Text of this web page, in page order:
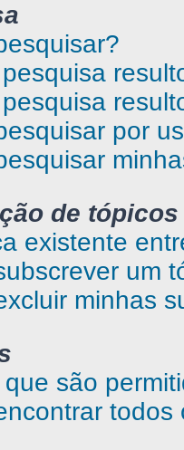
por
de tópicos
existente
um
minhas
são
todos